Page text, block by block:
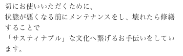
切にお使いいただくために、
状態が悪くなる前にメンテナンスをし、壊れたら修繕
することで
「サスティナブル」な文化へ繋げるお手伝いをしてい
ます。